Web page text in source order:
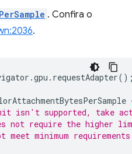
. Confira o
.
.gpu . requestAdapter
isn't supported, take
not require the higher
minimum